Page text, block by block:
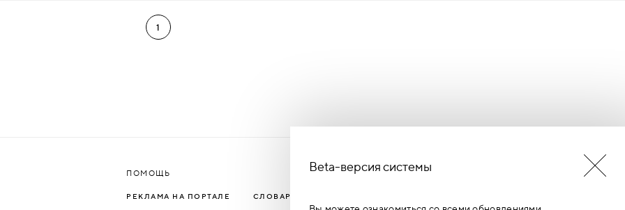
1
ПОМОЩЬ
РЕКЛАМА НА ПОРТАЛЕ СЛОВАРЬ ТЕРМИНОВ
БУДЬ В КУРСЕ НОВОСТЕЙ
Beta-версия системы